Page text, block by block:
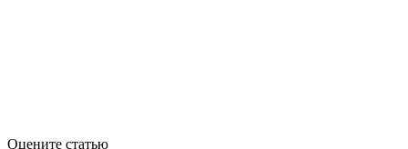
Оцените статью